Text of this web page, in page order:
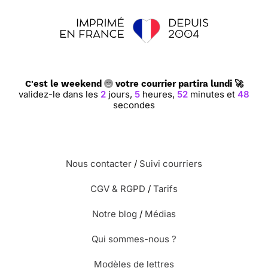
⭐⭐⭐⭐ le 30/08/23 : Originale ! pas de
⭐⭐⭐⭐⭐ le 07/07/23 : tres bien
lingual choices generally.
C'est le weekend votre courrier partira lundi 🚀
validez-le dans les 2 jours,5 heures,52 minutes et47
secondes
Nous contacter / Suivi courriers
CGV & RGPD / Tarifs
Notre blog / Médias
Qui sommes-nous ?
Modèles de lettres